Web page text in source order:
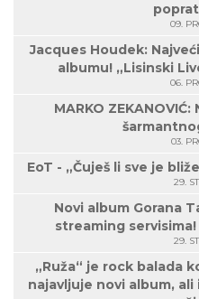
09.
Jacques Houdek:
albumu! „Lisinski
06.
MARKO
03.
EoT - „Čuješ li sve je
29.
Novi album Gorana
streaming
29.
„Ruža“ je rock balada
najavljuje novi album,